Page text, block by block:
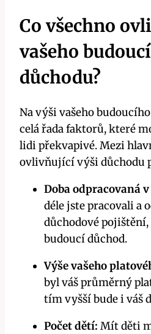
Co všechno
vašeho
důchodu?
Na výši vašeho
celá řada faktorů, které
lidi překvapivé. Mezi
ovlivňující výši důchodu
Doba odpracovaná
déle jste pracovali a
důchodové
budoucí důchod.
Výše vašeho
byl váš průměrný
tím vyšší bude i váš
Počet dětí: Mít děti